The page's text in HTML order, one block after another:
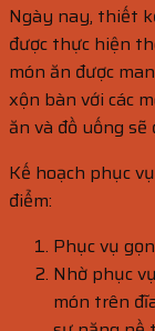
Ngày nay, thiết
được thực hiện
món ăn được
xộn bàn với các
ăn và đồ uống
Kế hoạch phục
điểm:
Phục vụ
Nhờ phục
món trên